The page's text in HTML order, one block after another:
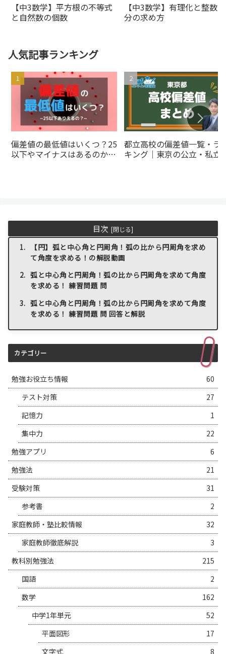
【中3数学】平方根の不等式
と自然数の個数
【中3数学】有理化と整数部
分の求め方
人気記事ランキング
偏差値の最低値はいくつ？25
以下やマイナスはあるのかを
都立高校の偏差値一覧・ラ
キング｜東京の公立・私立
目次
【円】弧と中心角と円周角！弧の比から円周角を求め
て角度を求める！の解説動画
弧と中心角と円周角！弧の比から円周角を求めて角度
を求める！ 練習問題 問
弧と中心角と円周角！弧の比から円周角を求めて角度
を求める！ 練習問題 問 回答と解説
カテゴリー
勉強お役立ち情報
60
テスト対策
27
記憶力
1
集中力
22
勉強アプリ
6
勉強法
21
受験対策
31
参考書
2
家庭教師・塾比較情報
32
家庭教師徹底解説
3
教科別勉強法
215
国語
2
数学
162
中学1年単元
52
平面図形
17
文字式
8